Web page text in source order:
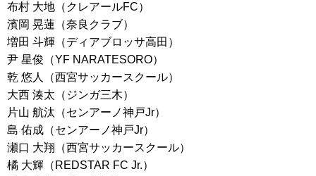
布村 大地（クレアールFC）
濱岡 晃蓮（奈良クラブ）
増田 斗輝（ディアブロッサ高田）
尹 星俊（YF NARATESORO）
乾 悠人（西宮サッカースクール）
大西 湊太（ジンガ三木）
片山 航汰（センアーノ神戸Jr）
島 佑成（センアーノ神戸Jr）
瀬口 大翔（西宮サッカースクール）
橘 大輝（REDSTAR FC Jr.）